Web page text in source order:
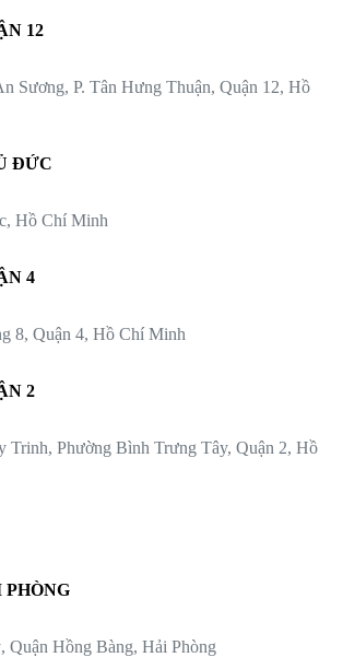
12
Sương, P. Tân Hưng Thuận, Quận 12, Hồ
ĐỨC
Hồ Chí Minh
4
8, Quận 4, Hồ Chí Minh
2
Trinh, Phường Bình Trưng Tây, Quận 2, Hồ
Quận Hồng Bàng, Hải Phòng